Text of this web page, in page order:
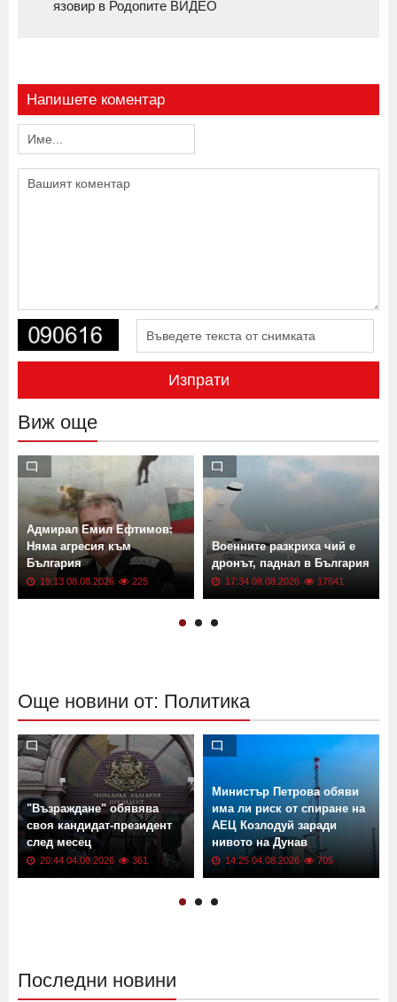
язовир в Родопите ВИДЕО
Напишете коментар
Изпрати
Виж още
Адмирал Емил Ефтимов:
Няма агресия към
България
19:13 08.08.2026 225
Военните разкриха чий е
дронът, паднал в България
17:34 08.08.2026 17641
Още новини от: Политика
"Възраждане" обявява
своя кандидат-президент
след месец
20:44 04.08.2026 361
Министър Петрова обяви
има ли риск от спиране на
АЕЦ Козлодуй заради
нивото на Дунав
14:25 04.08.2026 705
Последни новини